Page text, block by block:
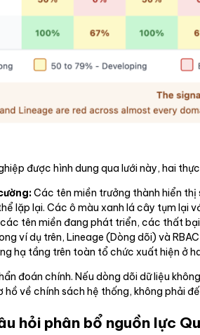
được hình dung qua lưới này, hai
Các tên miền trưởng thành hiển
lặp lại. Các ô màu xanh lá cây tụm lại
tên miền đang phát triển, các thất
ví dụ trên, Lineage (Dòng dõi) và
hạ tầng trên toàn tổ chức xuất hiện ở
đoán chính. Nếu dòng dõi dữ liệu
hồ về chính sách hệ thống, không phải
hỏi phân bổ nguồn lực